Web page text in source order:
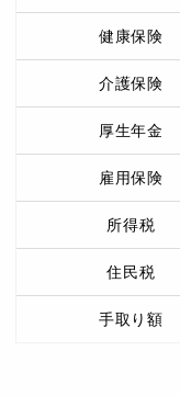
健康保険
介護保険
厚生年金
雇用保険
所得税
住民税
手取り額